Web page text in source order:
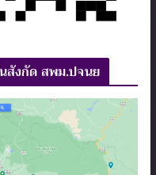
นสังกัด สพม.ปจนย